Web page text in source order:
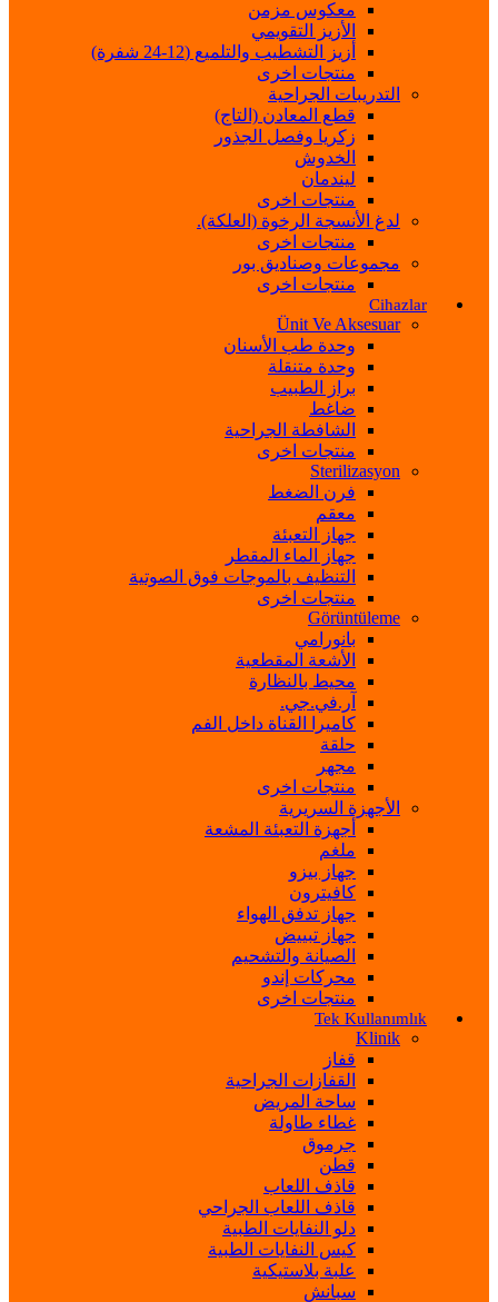
معكوس مزمن
الأزيز التقويمي
أزيز التشطيب والتلميع (12-24 شفرة)
منتجات اخرى
التدريبات الجراحية
قطع المعادن (التاج)
زكريا وفصل الجذور
الخدوش
ليندمان
منتجات اخرى
لدغ الأنسجة الرخوة (العلكة).
منتجات اخرى
مجموعات وصناديق بور
منتجات اخرى
Cihazlar
Ünit Ve Aksesuar
وحدة طب الأسنان
وحدة متنقلة
براز الطبيب
ضاغط
الشافطة الجراحية
منتجات اخرى
Sterilizasyon
فرن الضغط
معقم
جهاز التعبئة
جهاز الماء المقطر
التنظيف بالموجات فوق الصوتية
منتجات اخرى
Görüntüleme
بانورامي
الأشعة المقطعية
محيط بالنظارة
آر.في.جي.
كاميرا القناة داخل الفم
حلقة
مجهر
منتجات اخرى
الأجهزة السريرية
أجهزة التعبئة المشعة
ملغم
جهاز بيزو
كافيترون
جهاز تدفق الهواء
جهاز تبييض
الصيانة والتشحيم
محركات إندو
منتجات اخرى
Tek Kullanımlık
Klinik
قفاز
القفازات الجراحية
ساحة المريض
غطاء طاولة
جرموق
قطن
قاذف اللعاب
قاذف اللعاب الجراحي
دلو النفايات الطبية
كيس النفايات الطبية
علبة بلاستيكية
سبانش